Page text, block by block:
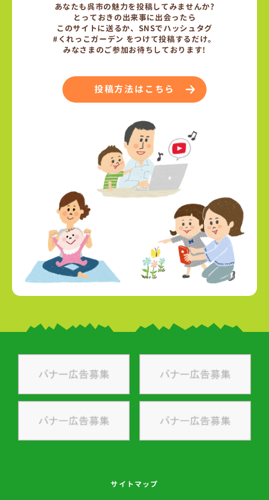
あなたも呉市の魅力を投稿してみませんか?
とっておきの出来事に出会ったら
このサイトに送るか、SNSでハッシュタグ
#くれっこガーデン をつけて投稿するだけ。
みなさまのご参加お待ちしております!
投稿方法はこちら
サイトマップ